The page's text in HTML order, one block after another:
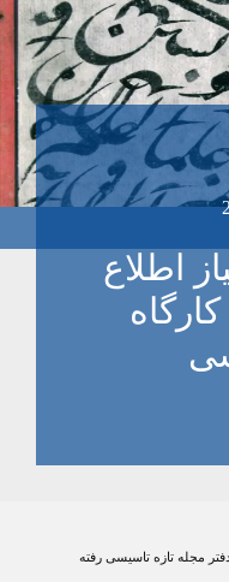
اطلاع
به دفتر مجله تازه تاسيسی رفته